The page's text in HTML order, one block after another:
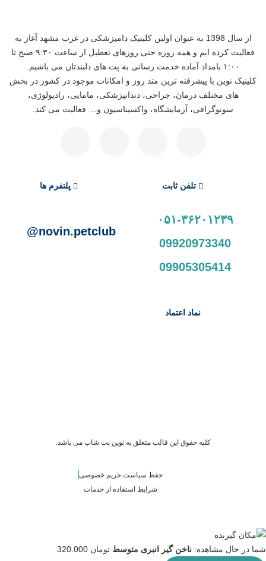
از سال 1398 به عنوان اولین کلینیک دامپزشکی در غرب مشهد آغاز به
فعالیت کرده ایم و همه روزه حتی روزهای تعطیل از ساعت ۹:۳۰ صبح تا
۱:۰۰ بامداد آماده خدمت رسانی به پت های دلبندتان می باشیم.
کلینیک نوین با پیشرفته ترین متد روز و امکانات موجود در کشور در بخش
های مختلف درمان، جراحی، دندانپزشکی، مامایی، رادیولوژی،
سونوگرافی، آزمایشگاه، واکسیناسیون و… فعالیت می کند.
تلفن ثابت
۰۵۱-۳۶۲۰۱۲۳۹
09920973340
09905305414
پلتفرم ها
novin.petclub@
نماد اعتماد
کلیه حقوق این قالب متعلق به نوین پت شاپ می باشد.
حفظ سیاست حریم خصوصی
شرایط استفاده از خدمات
شما در حال مشاهده: ناخن گیر انبری متوسط تومان